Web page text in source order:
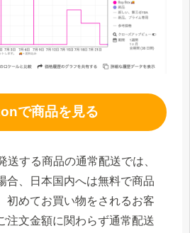
で商品を見る
送する商品の通常配送では、
合、日本国内へは無料で商品
初めてお買い物をされるお客
注文金額に関わらず通常配送